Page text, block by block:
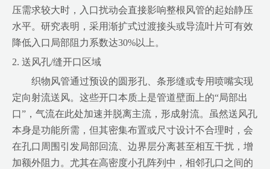
压需求较大时，入口扰动会直接影响整根风管的起始静压
水平。研究表明，采用渐扩式过渡接头或导流叶片可有效
降低入口局部阻力系数达30%以上。
2. 送风孔/缝开口区域
织物风管通过预设的圆形孔、条形缝或专用喷嘴实现
定向射流送风。这些开口本质上是管道壁面上的“局部出
口”，气流在此处加速并脱离主流，形成射流。虽然送风孔
本身是功能所需，但其密集布置或尺寸设计不合理时，会
在孔口周围引发局部回流、边界层分离甚至相互干扰，增
加额外阻力。尤其在高密度小孔阵列中，相邻孔口之间的